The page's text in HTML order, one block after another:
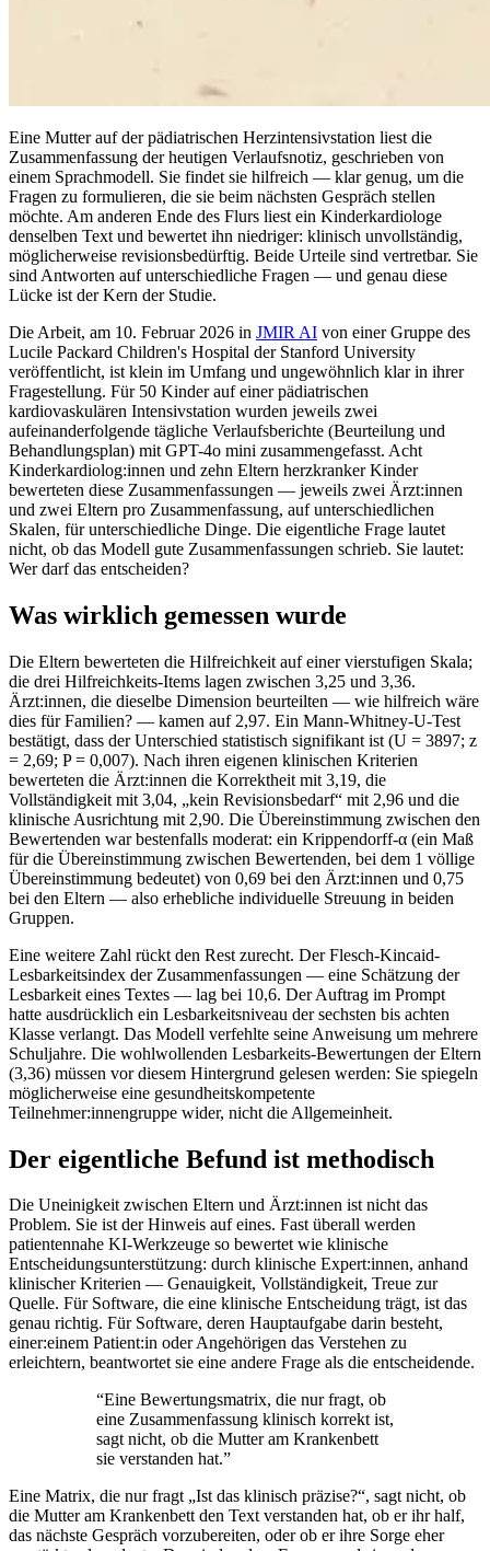
Eine Mutter auf der pädiatrischen Herzintensivstation liest die
Zusammenfassung der heutigen Verlaufsnotiz, geschrieben von
einem Sprachmodell. Sie findet sie hilfreich — klar genug, um die
Fragen zu formulieren, die sie beim nächsten Gespräch stellen
möchte. Am anderen Ende des Flurs liest ein Kinderkardiologe
denselben Text und bewertet ihn niedriger: klinisch unvollständig,
möglicherweise revisionsbedürftig. Beide Urteile sind vertretbar. Sie
sind Antworten auf unterschiedliche Fragen — und genau diese
Lücke ist der Kern der Studie.
Die Arbeit, am 10. Februar 2026 in JMIR AI von einer Gruppe des
Lucile Packard Children's Hospital der Stanford University
veröffentlicht, ist klein im Umfang und ungewöhnlich klar in ihrer
Fragestellung. Für 50 Kinder auf einer pädiatrischen
kardiovaskulären Intensivstation wurden jeweils zwei
aufeinanderfolgende tägliche Verlaufsberichte (Beurteilung und
Behandlungsplan) mit GPT-4o mini zusammengefasst. Acht
Kinderkardiolog:innen und zehn Eltern herzkranker Kinder
bewerteten diese Zusammenfassungen — jeweils zwei Ärzt:innen
und zwei Eltern pro Zusammenfassung, auf unterschiedlichen
Skalen, für unterschiedliche Dinge. Die eigentliche Frage lautet
nicht, ob das Modell gute Zusammenfassungen schrieb. Sie lautet:
Wer darf das entscheiden?
Was wirklich gemessen wurde
Die Eltern bewerteten die Hilfreichkeit auf einer vierstufigen Skala;
die drei Hilfreichkeits-Items lagen zwischen 3,25 und 3,36.
Ärzt:innen, die dieselbe Dimension beurteilten — wie hilfreich wäre
dies für Familien? — kamen auf 2,97. Ein Mann-Whitney-U-Test
bestätigt, dass der Unterschied statistisch signifikant ist (U = 3897; z
= 2,69; P = 0,007). Nach ihren eigenen klinischen Kriterien
bewerteten die Ärzt:innen die Korrektheit mit 3,19, die
Vollständigkeit mit 3,04, „kein Revisionsbedarf“ mit 2,96 und die
klinische Ausrichtung mit 2,90. Die Übereinstimmung zwischen den
Bewertenden war bestenfalls moderat: ein Krippendorff-α (ein Maß
für die Übereinstimmung zwischen Bewertenden, bei dem 1 völlige
Übereinstimmung bedeutet) von 0,69 bei den Ärzt:innen und 0,75
bei den Eltern — also erhebliche individuelle Streuung in beiden
Gruppen.
Eine weitere Zahl rückt den Rest zurecht. Der Flesch-Kincaid-
Lesbarkeitsindex der Zusammenfassungen — eine Schätzung der
Lesbarkeit eines Textes — lag bei 10,6. Der Auftrag im Prompt
hatte ausdrücklich ein Lesbarkeitsniveau der sechsten bis achten
Klasse verlangt. Das Modell verfehlte seine Anweisung um mehrere
Schuljahre. Die wohlwollenden Lesbarkeits-Bewertungen der Eltern
(3,36) müssen vor diesem Hintergrund gelesen werden: Sie spiegeln
möglicherweise eine gesundheitskompetente
Teilnehmer:innengruppe wider, nicht die Allgemeinheit.
Der eigentliche Befund ist methodisch
Die Uneinigkeit zwischen Eltern und Ärzt:innen ist nicht das
Problem. Sie ist der Hinweis auf eines. Fast überall werden
patientennahe KI-Werkzeuge so bewertet wie klinische
Entscheidungsunterstützung: durch klinische Expert:innen, anhand
klinischer Kriterien — Genauigkeit, Vollständigkeit, Treue zur
Quelle. Für Software, die eine klinische Entscheidung trägt, ist das
genau richtig. Für Software, deren Hauptaufgabe darin besteht,
einer:einem Patient:in oder Angehörigen das Verstehen zu
erleichtern, beantwortet sie eine andere Frage als die entscheidende.
“Eine Bewertungsmatrix, die nur fragt, ob
eine Zusammenfassung klinisch korrekt ist,
sagt nicht, ob die Mutter am Krankenbett
sie verstanden hat.”
Eine Matrix, die nur fragt „Ist das klinisch präzise?“, sagt nicht, ob
die Mutter am Krankenbett den Text verstanden hat, ob er ihr half,
das nächste Gespräch vorzubereiten, oder ob er ihre Sorge eher